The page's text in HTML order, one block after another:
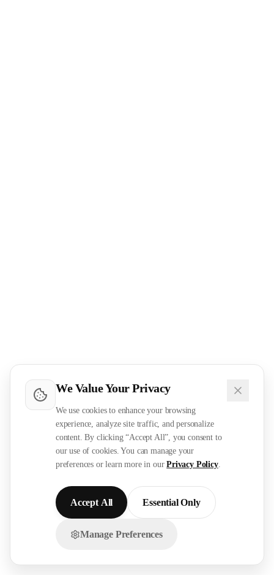
We Value Your Privacy
We use cookies to enhance your browsing
experience, analyze site traffic, and personalize
content. By clicking “Accept All”, you consent to
our use of cookies. You can manage your
preferences or learn more in our Privacy Policy.
Accept All Essential Only
Manage Preferences